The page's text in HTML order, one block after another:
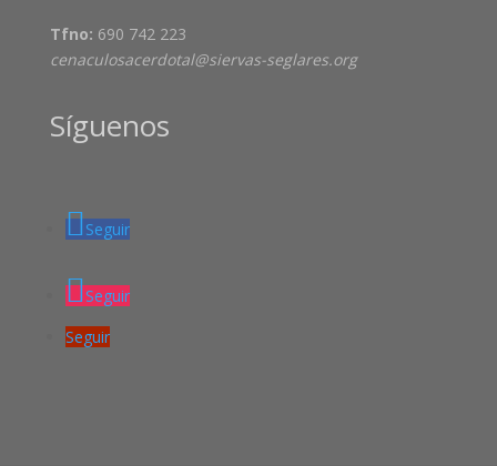
Tfno: 690 742 223
cenaculosacerdotal@siervas-seglares.org
Síguenos
Seguir
Seguir
Seguir